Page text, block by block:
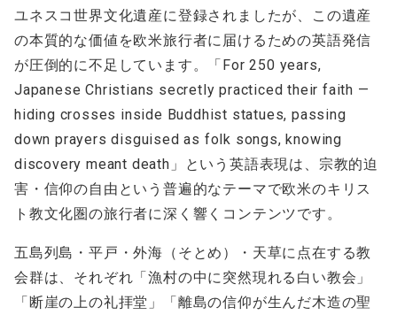
ユネスコ世界文化遺産に登録されましたが、この遺産
の本質的な価値を欧米旅行者に届けるための英語発信
が圧倒的に不足しています。「For 250 years,
Japanese Christians secretly practiced their faith —
hiding crosses inside Buddhist statues, passing
down prayers disguised as folk songs, knowing
discovery meant death」という英語表現は、宗教的迫
害・信仰の自由という普遍的なテーマで欧米のキリス
ト教文化圏の旅行者に深く響くコンテンツです。
五島列島・平戸・外海（そとめ）・天草に点在する教
会群は、それぞれ「漁村の中に突然現れる白い教会」
「断崖の上の礼拝堂」「離島の信仰が生んだ木造の聖